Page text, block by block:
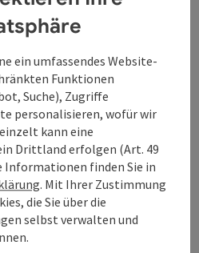
Lachs
frisches Obst
Veranstaltungen werden
veröffentlicht und
Nummer erteilt: +43 732
Rathaus
ein umfassendes Website-
Funktionen
Suche), Zugriffe
personalisieren, wofür wir
kann eine
Drittland erfolgen (Art. 49
Informationen finden Sie in
. Mit Ihrer Zustimmung
die Sie über die
selbst verwalten und